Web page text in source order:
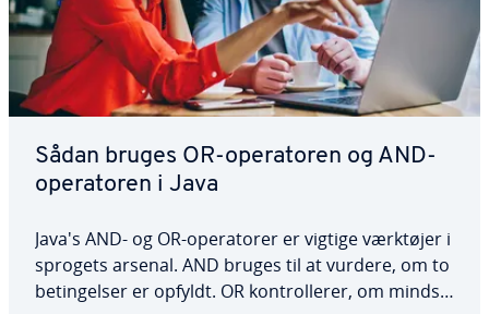
Sådan bruges OR-ope­ra­to­ren og AND-
ope­ra­to­ren i Java
Java's AND- og OR-ope­ra­to­rer er vigtige værktøjer i
sprogets arsenal. AND bruges til at vurdere, om to
be­tin­gel­ser er opfyldt. OR kon­trol­le­rer, om mindst